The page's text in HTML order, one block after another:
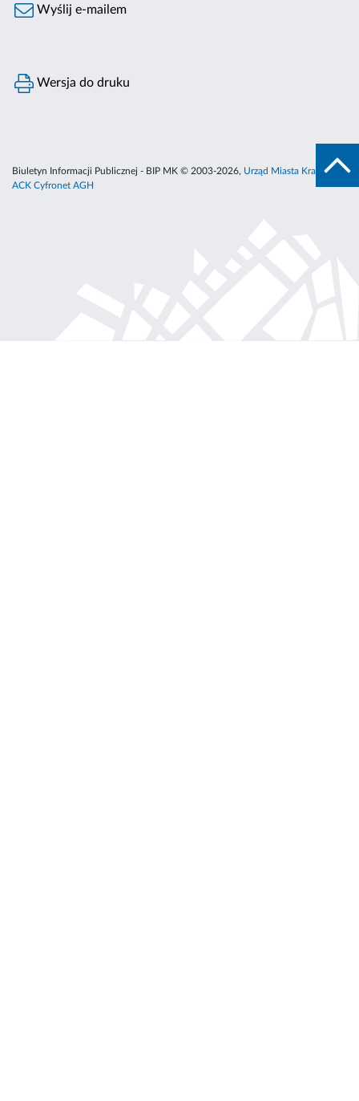
Wyślij e-mailem
Wersja do druku
Biuletyn Informacji Publicznej - BIP MK © 2003-2026, Urząd Miasta Krakowa
ACK Cyfronet AGH